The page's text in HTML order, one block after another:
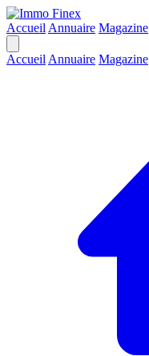
Accueil Annuaire Magazine
Accueil Annuaire Magazine